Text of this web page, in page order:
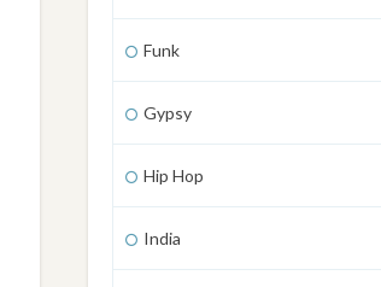
Funk
Gypsy
Hip Hop
India